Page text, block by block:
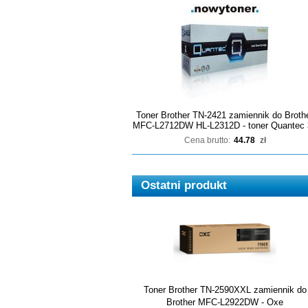
Toner Brother TN-2421 zamiennik do
MFC-L2712DW HL-L2312D - toner Quantec
Cena brutto: 44.78 zł
Ostatni produkt
Toner Brother TN-2590XXL zamiennik do
Brother MFC-L2922DW - Oxe